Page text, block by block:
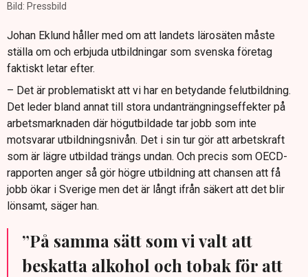
Bild: Pressbild
Johan Eklund håller med om att landets lärosäten måste
ställa om och erbjuda utbildningar som svenska företag
faktiskt letar efter.
– Det är problematiskt att vi har en betydande felutbildning.
Det leder bland annat till stora undanträngningseffekter på
arbetsmarknaden där högutbildade tar jobb som inte
motsvarar utbildningsnivån. Det i sin tur gör att arbetskraft
som är lägre utbildad trängs undan. Och precis som OECD-
rapporten anger så gör högre utbildning att chansen att få
jobb ökar i Sverige men det är långt ifrån säkert att det blir
lönsamt, säger han.
”På samma sätt som vi valt att
beskatta alkohol och tobak för att